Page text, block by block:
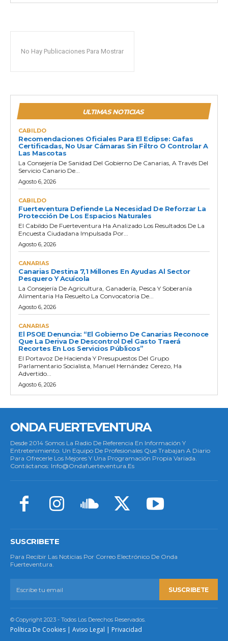
No Hay Publicaciones Para Mostrar
ULTIMAS NOTICIAS
CABILDO
Recomendaciones Oficiales Para El Eclipse: Gafas
Certificadas, No Usar Cámaras Sin Filtro O Controlar A
Las Mascotas
La Consejería De Sanidad Del Gobierno De Canarias, A Través Del
Servicio Canario De...
Agosto 6, 2026
CABILDO
Fuerteventura Defiende La Necesidad De Reforzar La
Protección De Los Espacios Naturales
El Cabildo De Fuerteventura Ha Analizado Los Resultados De La
Encuesta Ciudadana Impulsada Por...
Agosto 6, 2026
CANARIAS
Canarias Destina 7,1 Millones En Ayudas Al Sector
Pesquero Y Acuícola
La Consejería De Agricultura, Ganadería, Pesca Y Soberanía
Alimentaria Ha Resuelto La Convocatoria De...
Agosto 6, 2026
CANARIAS
El PSOE Denuncia: “El Gobierno De Canarias Reconoce
Que La Deriva De Descontrol Del Gasto Traerá
Recortes En Los Servicios Públicos”
El Portavoz De Hacienda Y Presupuestos Del Grupo
Parlamentario Socialista, Manuel Hernández Cerezo, Ha
Advertido...
Agosto 6, 2026
ONDA FUERTEVENTURA
Desde 2014 Somos La Radio De Referencia En Información Y
Entretenimiento. Un Equipo De Profesionales Que Trabajan A Diario
Para Ofrecerle Los Mejores Y Una Programación Propia Variada.
Contáctanos: Info@ondafuerteventura.es
SUSCRIBETE
Para Recibir Las Noticias Por Correo Electrónico De Onda
Fuerteventura.
SUSCRIBETE
© Copyright 2023 - Todos Los Derechos Reservados.
Política De Cookies | Aviso Legal | Privacidad